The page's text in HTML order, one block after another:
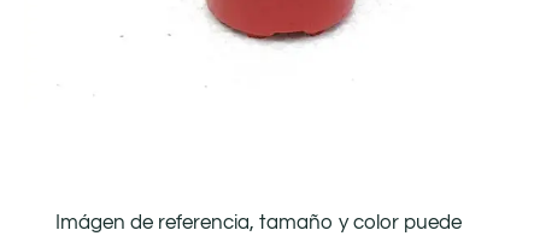
Imágen de referencia, tamaño y color puede